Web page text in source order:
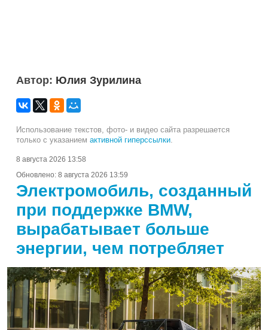
Автор: Юлия Зурилина
Использование текстов, фото- и видео сайта разрешается
только с указанием активной гиперссылки
8 августа 2026 13:58
Обновлено: 8 августа 2026 13:59
Электромобиль, созданный
при поддержке BMW,
вырабатывает больше
энергии, чем потребляет